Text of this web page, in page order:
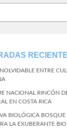
ENTRE
NACIONAL RINCÓN
EN COSTA RICA
BIOLÓGICA
LA EXUBERANTE